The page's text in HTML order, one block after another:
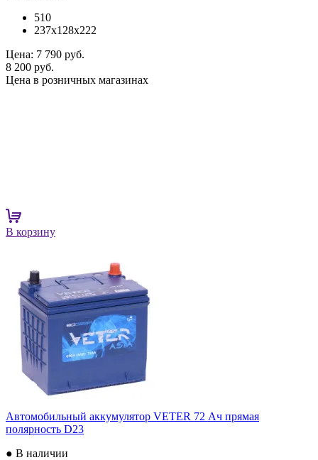
510
237x128x222
Цена: 7 790 руб.
8 200 руб.
Цена в розничных магазинах
В корзину
Автомобильный аккумулятор VETER 72 Ач прямая
полярность D23
● В наличии